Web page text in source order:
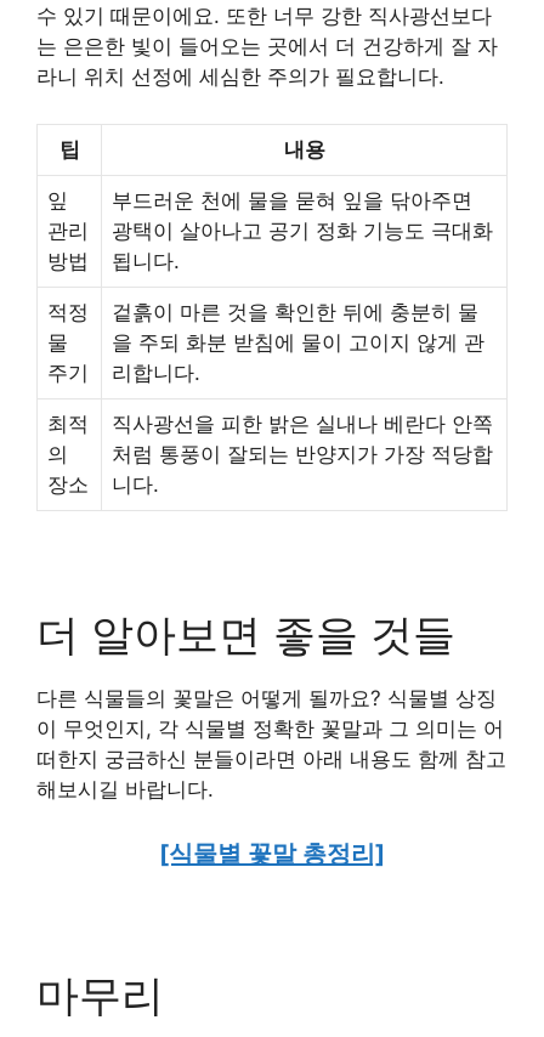
수 있기 때문이에요. 또한 너무 강한 직사광선보다
는 은은한 빛이 들어오는 곳에서 더 건강하게 잘 자
라니 위치 선정에 세심한 주의가 필요합니다.
팁 내용
잎
관리
방법
부드러운 천에 물을 묻혀 잎을 닦아주면
광택이 살아나고 공기 정화 기능도 극대화
됩니다.
적정
물
주기
겉흙이 마른 것을 확인한 뒤에 충분히 물
을 주되 화분 받침에 물이 고이지 않게 관
리합니다.
최적
의
장소
직사광선을 피한 밝은 실내나 베란다 안쪽
처럼 통풍이 잘되는 반양지가 가장 적당합
니다.
더 알아보면 좋을 것들
다른 식물들의 꽃말은 어떻게 될까요? 식물별 상징
이 무엇인지, 각 식물별 정확한 꽃말과 그 의미는 어
떠한지 궁금하신 분들이라면 아래 내용도 함께 참고
해보시길 바랍니다.
[식물별 꽃말 총정리]
마무리